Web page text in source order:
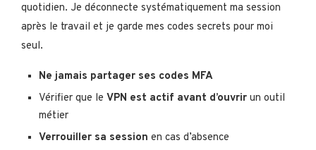
quotidien. Je déconnecte systématiquement ma session
après le travail et je garde mes codes secrets pour moi
seul.
Ne jamais partager ses codes MFA
Vérifier que le VPN est actif avant d’ouvrir un outil
métier
Verrouiller sa session en cas d’absence